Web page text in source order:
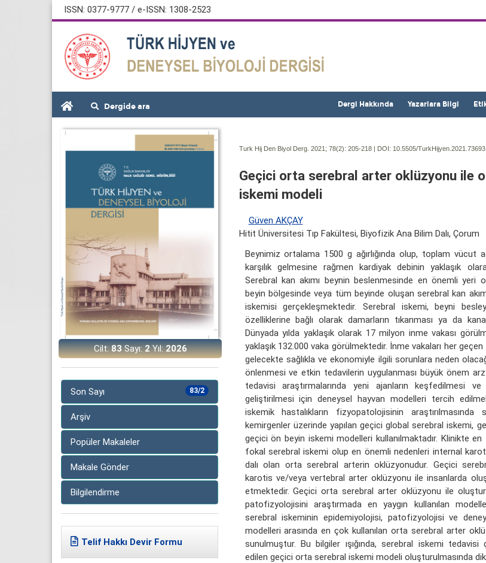
ISSN: 0377-9777 / e-ISSN: 1308-2523
Dergide ara Dergi Hakkında Yazarlara Bilgi
Cilt:83Sayı:2Yıl:2026
83/2
Son Sayı
Arşiv
Popüler Makaleler
Makale Gönder
Bilgilendirme
Telif Hakkı Devir Formu
Turk Hij Den Biyol Derg. 2021; 78(2): 205-218 | DOI: 10.5505/TurkHijyen.2021.73693
Geçici orta serebral arter oklüzyonu ile
iskemi modeli
Güven AKÇAY
Hitit Üniversitesi Tıp Fakültesi, Biyofizik Ana Bilim Dalı, Çorum
Beynimiz ortalama 1500 g ağırlığında olup, toplam vücut
karşılık gelmesine rağmen kardiyak debinin yaklaşık
Serebral kan akımı beynin beslenmesinde en önemli
beyin bölgesinde veya tüm beyinde oluşan serebral kan
iskemisi gerçekleşmektedir. Serebral iskemi, beyni
özelliklerine bağlı olarak damarların tıkanması ya da
Dünyada yılda yaklaşık olarak 17 milyon inme vakası
yaklaşık 132.000 vaka görülmektedir. İnme vakaları her geçen
gelecekte sağlıkla ve ekonomiyle ilgili sorunlara neden
önlenmesi ve etkin tedavilerin uygulanması büyük önem
tedavisi araştırmalarında yeni ajanların keşfedilmesi
geliştirilmesi için deneysel hayvan modelleri tercih
iskemik hastalıkların fizyopatolojisinin
kemirgenler üzerinde yapılan geçici global serebral iskemi,
geçici ön beyin iskemi modelleri kullanılmaktadır. Klinikte
fokal serebral iskemi olup en önemli nedenleri internal
dalı olan orta serebral arterin oklüzyonudur. Geçici
karotis ve/veya vertebral arter oklüzyonu ile insanlarda
etmektedir. Geçici orta serebral arter oklüzyonu ile
patofizyolojisini araştırmada en yaygın kullanılan
serebral iskeminin epidemiyolojisi, patofizyolojisi ve
modelleri arasında en çok kullanılan orta serebral arter
sunulmuştur. Bu bilgiler ışığında, serebral iskemi tedavisi
edilen geçici orta serebral iskemi modeli oluşturulmasında